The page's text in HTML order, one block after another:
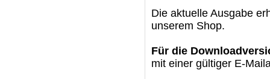
Die aktuelle Ausgabe
unserem Shop.
Für die
mit einer gültiger E-